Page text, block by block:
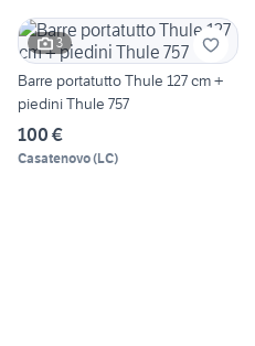
3
Barre portatutto Thule 127 cm +
piedini Thule 757
100 €
Casatenovo(LC)